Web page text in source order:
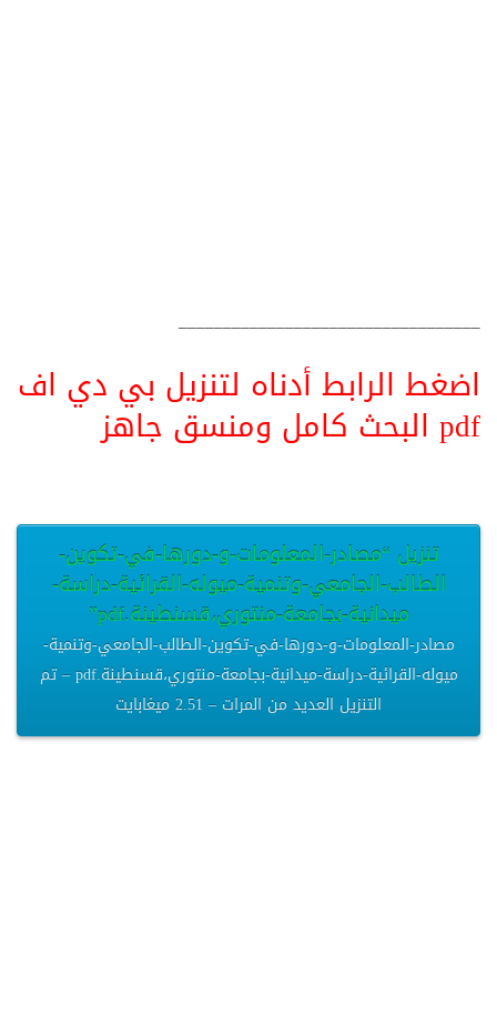
__________________________________
اضغط الرابط أدناه لتنزيل بي دي اف
pdf البحث كامل ومنسق جاهز
تنزيل “مصادر-المعلومات-و-دورها-في-تكوين-
الطالب-الجامعي-وتنمية-ميوله-القرائية-دراسة-
ميدانية-بجامعة-منتوري،قسنطينة.pdf”
مصادر-المعلومات-و-دورها-في-تكوين-الطالب-الجامعي-وتنمية-
ميوله-القرائية-دراسة-ميدانية-بجامعة-منتوري،قسنطينة.pdf – تم
التنزيل العديد من المرات – 2.51 ميغابايت